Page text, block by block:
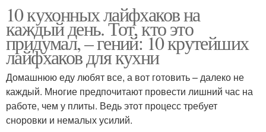
10 кухонных лайфхаков на
каждый день. Тот, кто это
придумал, – гений: 10 крутейших
лайфхаков для кухни
Домашнюю еду любят все, а вот готовить – далеко не
каждый. Многие предпочитают провести лишний час на
работе, чем у плиты. Ведь этот процесс требует
сноровки и немалых усилий.